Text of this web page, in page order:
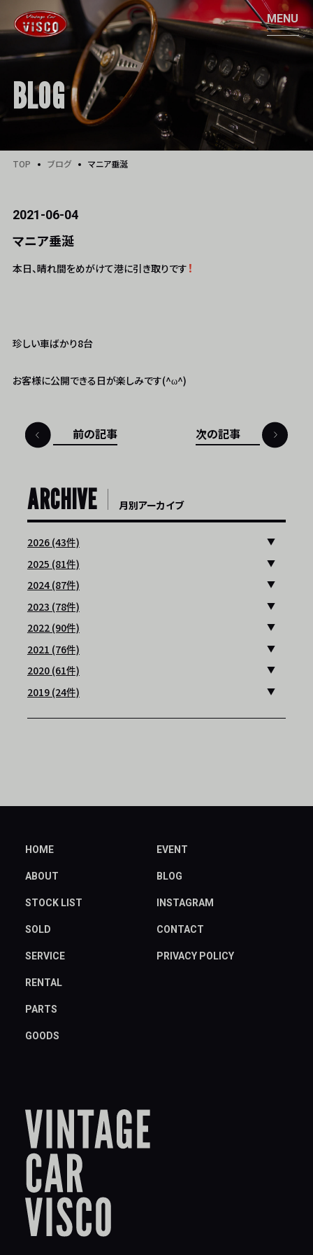
BLOG
TOP ブログ マニア垂涎
2021-06-04
マニア垂涎
本日、晴れ間をめがけて港に引き取りです ！
珍しい車ばかり8台
お客様に公開できる日が楽しみです(^ω^)
前の記事 次の記事
ARCHIVE 月別アーカイブ
2026 (43件)
2025 (81件)
2024 (87件)
2023 (78件)
2022 (90件)
2021 (76件)
2020 (61件)
2019 (24件)
HOME
ABOUT
STOCK LIST
SOLD
SERVICE
RENTAL
PARTS
GOODS
EVENT
BLOG
INSTAGRAM
CONTACT
PRIVACY POLICY